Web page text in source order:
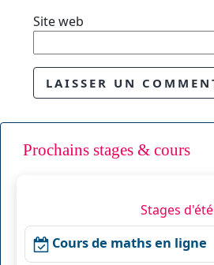
Site web
Prochains stages & cours
Stages d'été
Cours de maths en ligne